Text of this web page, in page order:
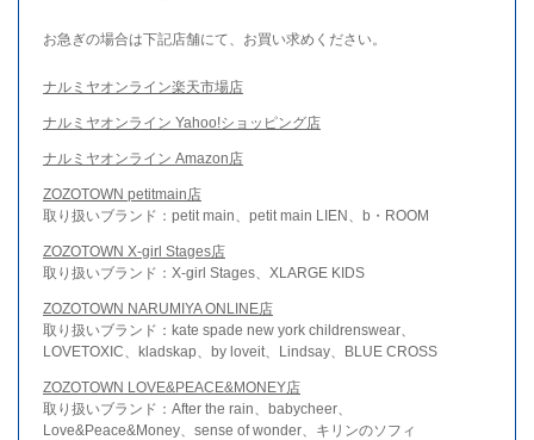
お急ぎの場合は下記店舗にて、お買い求めください。
ナルミヤオンライン楽天市場店
ナルミヤオンライン Yahoo!ショッピング店
ナルミヤオンライン Amazon店
ZOZOTOWN petitmain店
取り扱いブランド：petit main、petit main LIEN、b・ROOM
ZOZOTOWN X-girl Stages店
取り扱いブランド：X-girl Stages、XLARGE KIDS
ZOZOTOWN NARUMIYA ONLINE店
取り扱いブランド：kate spade new york childrenswear、
LOVETOXIC、kladskap、by loveit、Lindsay、BLUE CROSS
ZOZOTOWN LOVE&PEACE&MONEY店
取り扱いブランド：After the rain、babycheer、
Love&Peace&Money、sense of wonder、キリンのソフィ